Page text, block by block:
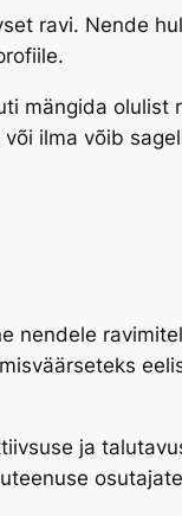
ravi. Nende
mängida olulist
ilma võib
nendele
ja